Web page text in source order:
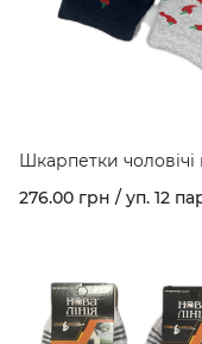
Шкарпетки чоловічі
276.00 грн / уп. 12